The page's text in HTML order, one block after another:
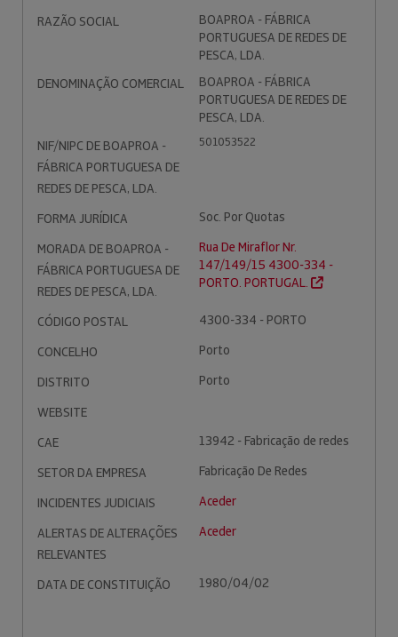
RAZÃO SOCIAL
BOAPROA - FÁBRICA
PORTUGUESA DE REDES DE
PESCA, LDA.
DENOMINAÇÃO COMERCIAL
BOAPROA - FÁBRICA
PORTUGUESA DE REDES DE
PESCA, LDA.
NIF/NIPC DE BOAPROA -
FÁBRICA PORTUGUESA DE
REDES DE PESCA, LDA.
501053522
FORMA JURÍDICA
Soc. Por Quotas
MORADA DE BOAPROA -
FÁBRICA PORTUGUESA DE
REDES DE PESCA, LDA.
Rua De Miraflor Nr.
147/149/15 4300-334 -
PORTO. PORTUGAL.
CÓDIGO POSTAL
4300-334 - PORTO
CONCELHO
Porto
DISTRITO
Porto
WEBSITE
CAE
13942 - Fabricação de redes
SETOR DA EMPRESA
Fabricação De Redes
INCIDENTES JUDICIAIS
Aceder
ALERTAS DE ALTERAÇÕES
RELEVANTES
Aceder
DATA DE CONSTITUIÇÃO 1980/04/02